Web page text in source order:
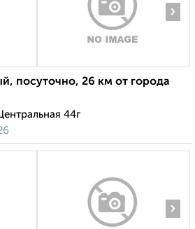
›
посуточно, 26 км от города
44г
›